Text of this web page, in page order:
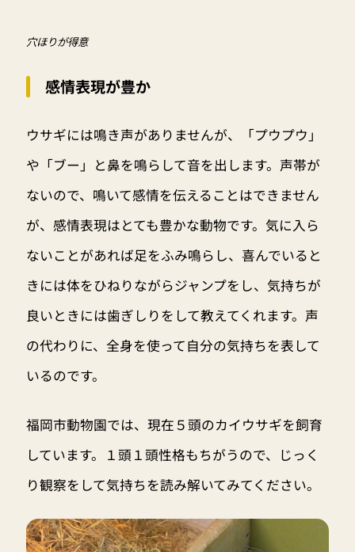
穴ほりが得意
感情表現が豊か
ウサギには鳴き声がありませんが、「プウプウ」
や「ブー」と鼻を鳴らして音を出します。声帯が
ないので、鳴いて感情を伝えることはできません
が、感情表現はとても豊かな動物です。気に入ら
ないことがあれば足をふみ鳴らし、喜んでいると
きには体をひねりながらジャンプをし、気持ちが
良いときには歯ぎしりをして教えてくれます。声
の代わりに、全身を使って自分の気持ちを表して
いるのです。
福岡市動物園では、現在５頭のカイウサギを飼育
しています。１頭１頭性格もちがうので、じっく
り観察をして気持ちを読み解いてみてください。